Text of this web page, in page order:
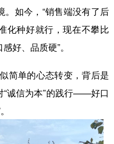
如今，“销售端没有了后
化种好就行，现在不攀比
好、品质硬”。
简单的心态转变，背后是
“诚信为本”的践行——好口